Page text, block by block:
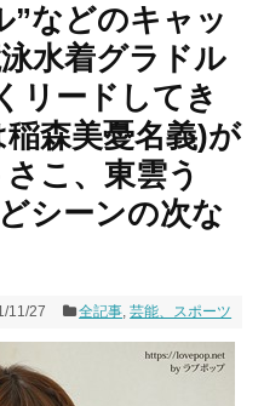
”などのキャッ
水着グラドル
リードしてき
森美憂名義)が
こ、東雲う
シーンの次な
11/27 全記事,芸能、スポーツ